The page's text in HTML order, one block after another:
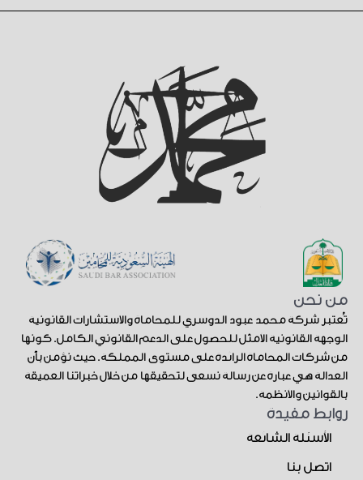
من نحن
تُعتبر شركة محمد عبود الدوسري للمحاماة والاستشارات القانونية
الوجهة القانونية الأمثل للحصول على الدعم القانوني الكامل. كونها
من شركات المحاماة الرائدة على مستوى المملكة. حيث نؤمن بأن
العدالة هي عبارة عن رسالة نسعى لتحقيقها من خلال خبراتنا العميقة
بالقوانين والأنظمة.
روابط مفيدة
الأسئلة الشائعة
اتصل بنا